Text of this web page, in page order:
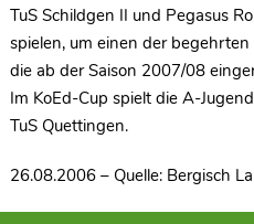
TuS Schildgen II und Pegasus
spielen, um einen der
die ab der Saison 2007/08
Im KoEd-Cup spielt die A-
TuS Quettingen.
26.08.2006 – Quelle: Bergisch